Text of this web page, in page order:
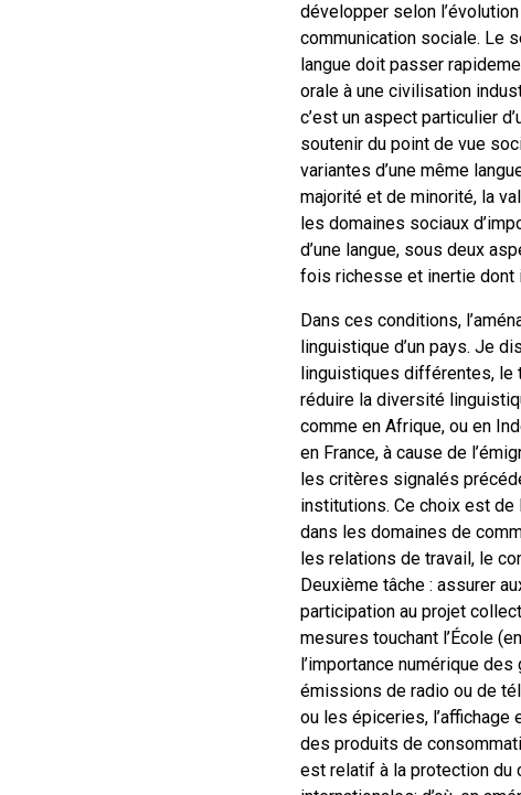
développer selon
communication sociale. Le
langue doit passer
orale à une civilisation
c’est un aspect particulier
soutenir du point de vue
variantes d’une même
majorité et de minorité, la
les domaines sociaux
d’une langue, sous deux
fois richesse et inertie dont
Dans ces conditions,
linguistique d’un pays. Je
linguistiques différentes, le
réduire la diversité
comme en Afrique, ou en
en France, à cause de
les critères signalés
institutions. Ce choix est
dans les domaines de
les relations de travail, le
Deuxième tâche : assurer
participation au projet
mesures touchant l’École
l’importance numérique
émissions de radio ou de
ou les épiceries, l’affichage
des produits de
est relatif à la protection du